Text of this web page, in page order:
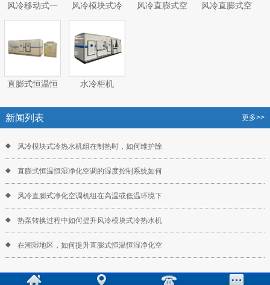
风冷移动式一
体空调机组
风冷模块式冷
（热）水空调
机组
风冷直膨式空
风冷直膨式空
直膨式恒温恒
组
水冷柜机
新闻列表 更多>>
风冷模块式冷热水机组在制热时，如何维护除
直膨式恒温恒湿净化空调的湿度控制系统如何
风冷直膨式净化空调机组在高温或低温环境下
热泵转换过程中如何提升风冷模块式冷热水机
在潮湿地区，如何提升直膨式恒温恒湿净化空